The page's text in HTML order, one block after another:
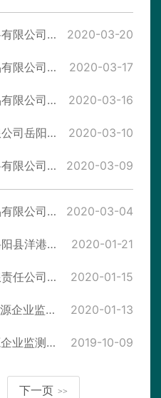
关于岳阳县恒达陶瓷材料有限公司年加工10万吨高岭土、32万吨废石料建设项目环境影响评价文件拟进行审查的公示 2020-03-20
关于岳阳市昱华玻璃制品有限公司6.5万t/a玻璃包装容器改扩建项目建设项目环境影响评价文件拟进行审查的公示 2020-03-17
关于岳阳市昱华玻璃制品有限公司6.5万t/a玻璃包装容器改扩建项目环境影响报告表的批复 2020-03-16
关于湖南麦飘香食品有限公司岳阳分公司年加工1800吨食品建设项目环境影响报告表受理情况公示 2020-03-10
关于岳阳县恒达陶瓷材料有限公司年加工10万吨高岭土、32万吨废石料建设项目环境影响报告表受理情况公示 2020-03-09
关于岳阳市昱华玻璃制品有限公司6.5万t/a玻璃包装容器改扩建项目环境影响报告表受理情况公示 2020-03-04
关于岳阳县洋港加油站岳阳县洋港加油站建设项目环境影响报告表受理情况公示 2020-01-21
关于岳阳县长源矿业有限责任公司年产80万吨机制砂石建设项目环境影响报告表受理情况公示 2020-01-15
2019年10-12月重点污染源企业监测情况汇总表 2020-01-13
2019年7-9月重点污染源企业监测情况汇总表 2019-10-09
下一页 >>